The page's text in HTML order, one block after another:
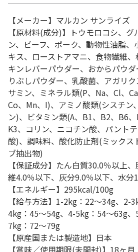
【メーカー】マルカン サンライズ
【原材料(成分)】トウモロコシ、
ン、ビーフ、ポーク、動物性油脂
キス、ローストアマニ、食物繊維
キンレバーパウダー、おからパウ
りぶしパウダー、乳酸菌、アガリ
サミン、ミネラル類(P、Na、Cl、
Co、Mn、I)、アミノ酸類(シスチン
ン)、ビタミン類(A、B1、B2、B6、
K3、コリン、ニコチン酸、パント
酸)、調味料、酸化防止剤(ミックス
ブ抽出物)
【保証成分】たん白質30.0％以上
維4.0％以下、灰分9.0％以下、水分
【エネルギー】295kcal/100g
【給与方法】1-2kg：22～34g、2-
4kg：45～54g、4-5kg：54～63g
7kg：72～79g
【原産国または製造地】日本
【賞味／使用期限(未開封)】18ヶ月